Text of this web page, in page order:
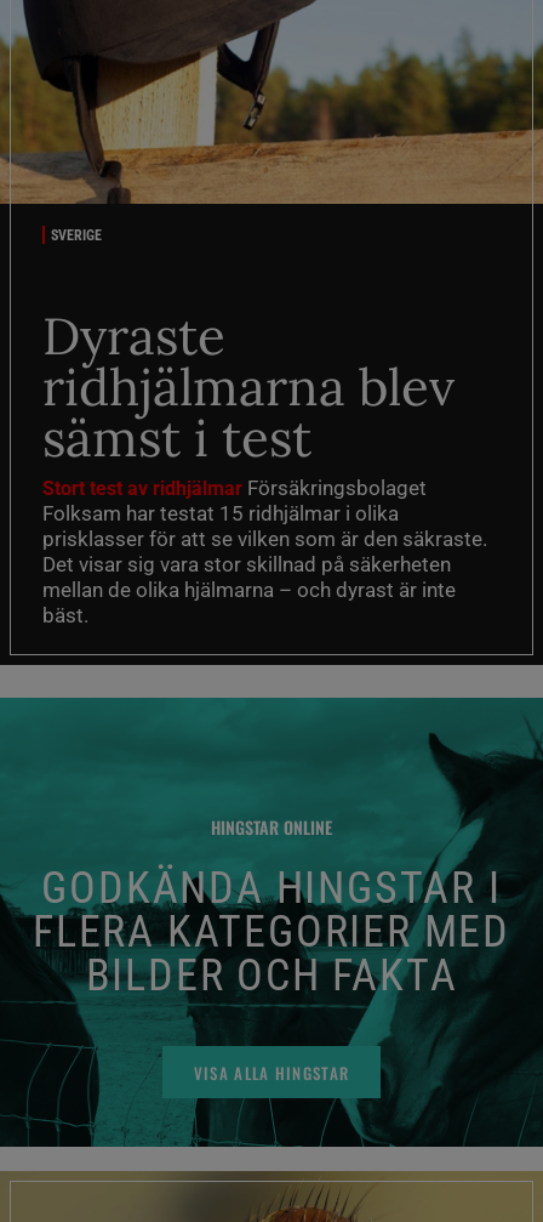
SVERIGE
Dyraste
ridhjälmarna blev
sämst i test
Stort test av ridhjälmar Försäkringsbolaget
Folksam har testat 15 ridhjälmar i olika
prisklasser för att se vilken som är den säkraste.
Det visar sig vara stor skillnad på säkerheten
mellan de olika hjälmarna – och dyrast är inte
bäst.
HINGSTAR ONLINE
GODKÄNDA HINGSTAR I
FLERA KATEGORIER MED
BILDER OCH FAKTA
VISA ALLA HINGSTAR